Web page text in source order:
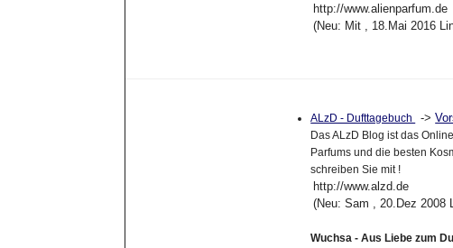
http://www.alienparfum.de
(Neu: Mit , 18.Mai 2016
ALzD - Dufttagebuch ->
Das ALzD Blog ist das
Parfums und die besten
schreiben Sie mit !
http://www.alzd.de
(Neu: Sam , 20.Dez 2008
Wuchsa - Aus Liebe zum